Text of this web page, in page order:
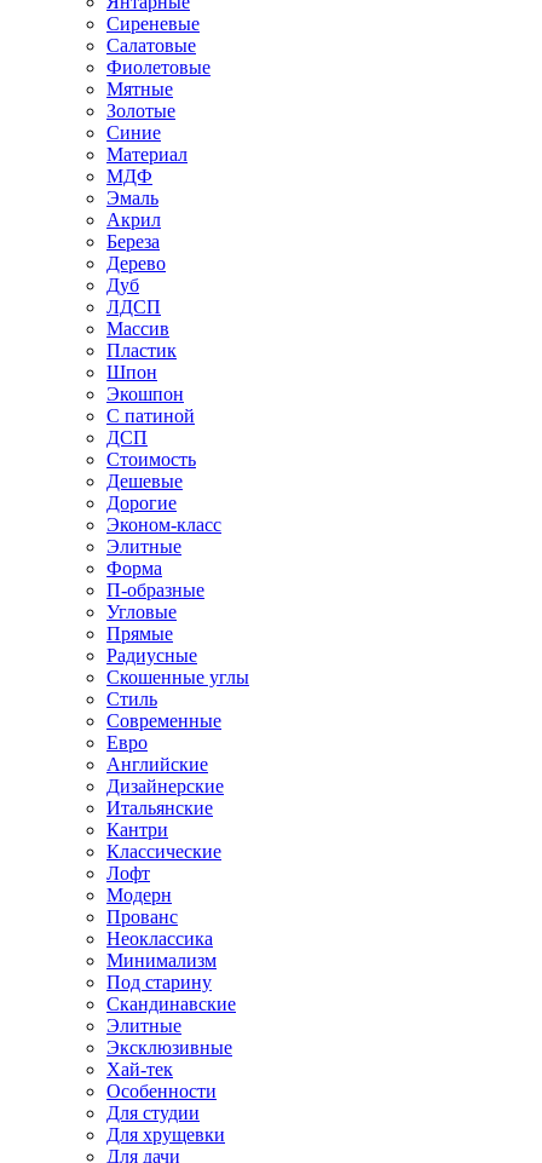
Сиреневые
Салатовые
Фиолетовые
Мятные
Золотые
Синие
Материал
МДФ
Эмаль
Акрил
Береза
Дерево
Дуб
ЛДСП
Массив
Пластик
Шпон
Экошпон
С патиной
ДСП
Стоимость
Дешевые
Дорогие
Эконом-класс
Элитные
Форма
П-образные
Угловые
Прямые
Радиусные
Скошенные углы
Стиль
Современные
Евро
Английские
Дизайнерские
Итальянские
Кантри
Классические
Лофт
Модерн
Прованс
Неоклассика
Минимализм
Под старину
Скандинавские
Элитные
Эксклюзивные
Хай-тек
Особенности
Для студии
Для хрущевки
Для дачи